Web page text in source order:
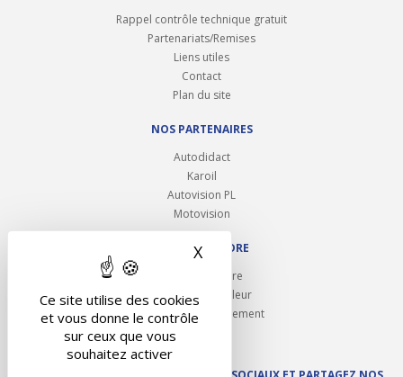
Ce site utilise des cookies
et vous donne le contrôle
sur ceux que vous
souhaitez activer
X Masquer le bandeau des
Rappel contrôle technique gratuit
Partenariats/Remises
Liens utiles
Contact
Plan du site
NOS PARTENAIRES
Autodidact
Karoil
Autovision PL
Motovision
NOUS REJOINDRE
Ouvrir un centre
Devenez contrôleur
Carrières et recrutement